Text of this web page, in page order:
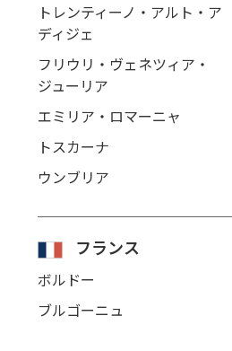
トレンティーノ・アルト・ア
ディジェ
フリウリ・ヴェネツィア・
ジューリア
エミリア・ロマーニャ
トスカーナ
ウンブリア
フランス
ボルドー
ブルゴーニュ